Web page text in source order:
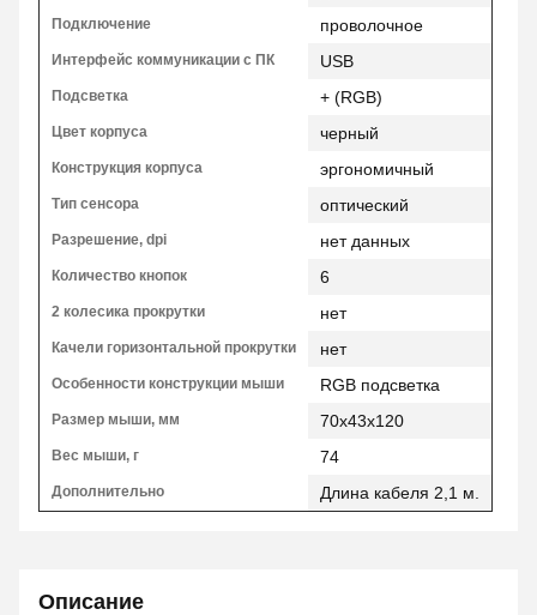
Подключение проволочное
Интерфейс коммуникации с ПК USB
Подсветка + (RGB)
Цвет корпуса черный
Конструкция корпуса эргономичный
Тип сенсора оптический
Разрешение, dpi нет данных
Количество кнопок 6
2 колесика прокрутки нет
Качели горизонтальной прокрутки нет
Особенности конструкции мыши RGB подсветка
Размер мыши, мм 70x43x120
Вес мыши, г 74
Дополнительно Длина кабеля 2,1 м.
Описание